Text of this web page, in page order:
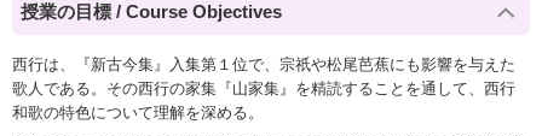
授業の目標 / Course Objectives
西行は、『新古今集』入集第１位で、宗祇や松尾芭蕉にも影響を与えた
歌人である。その西行の家集『山家集』を精読することを通して、西行
和歌の特色について理解を深める。